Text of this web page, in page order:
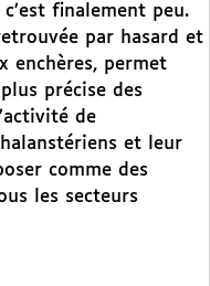
c’est finalement peu.
par hasard et
enchères, permet
précise des
de
et leur
comme des
les secteurs